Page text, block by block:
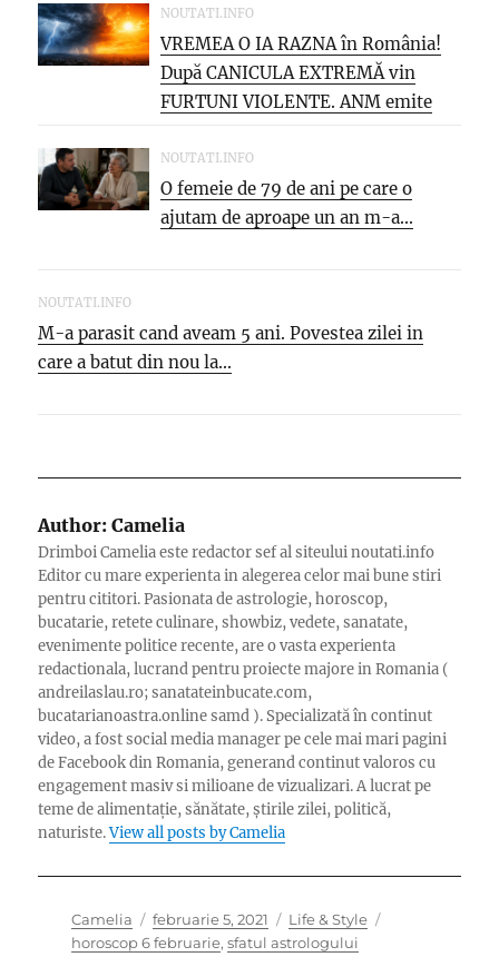
NOUTATI.INFO
VREMEA O IA RAZNA în România!
După CANICULA EXTREMĂ vin
FURTUNI VIOLENTE. ANM emite
NOI...
NOUTATI.INFO
O femeie de 79 de ani pe care o
ajutam de aproape un an m-a...
NOUTATI.INFO
M-a parasit cand aveam 5 ani. Povestea zilei in
care a batut din nou la...
Author: Camelia
Drimboi Camelia este redactor sef al siteului noutati.info
Editor cu mare experienta in alegerea celor mai bune stiri
pentru cititori. Pasionata de astrologie, horoscop,
bucatarie, retete culinare, showbiz, vedete, sanatate,
evenimente politice recente, are o vasta experienta
redactionala, lucrand pentru proiecte majore in Romania (
andreilaslau.ro; sanatateinbucate.com,
bucatarianoastra.online samd ). Specializată în continut
video, a fost social media manager pe cele mai mari pagini
de Facebook din Romania, generand continut valoros cu
engagement masiv si milioane de vizualizari. A lucrat pe
teme de alimentație, sănătate, știrile zilei, politică,
naturiste.View all posts by Camelia
Author
Camelia
Posted
on
februarie 5, 2021 Categories
Life & Style
horoscop 6 februarie, sfatul astrologului